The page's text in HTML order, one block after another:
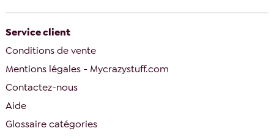
Service client
Conditions de vente
Mentions légales - Mycrazystuff.com
Contactez-nous
Aide
Glossaire catégories